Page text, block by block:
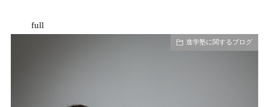
full
進学塾に関するブログ